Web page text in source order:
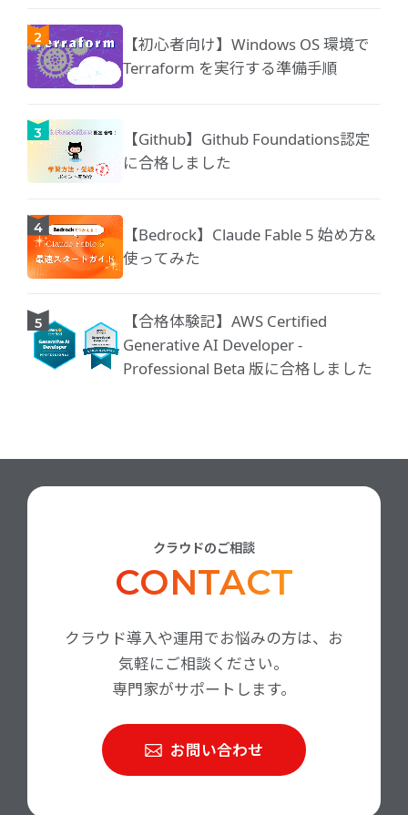
【初心者向け】Windows OS 環境で
Terraform を実行する準備手順
【Github】Github Foundations認定
に合格しました
【Bedrock】Claude Fable 5 始め方&
使ってみた
【合格体験記】AWS Certified
Generative AI Developer -
Professional Beta 版に合格しました
クラウドのご相談
CONTACT
クラウド導入や運用でお悩みの方は、お
気軽にご相談ください。
専門家がサポートします。
お問い合わせ